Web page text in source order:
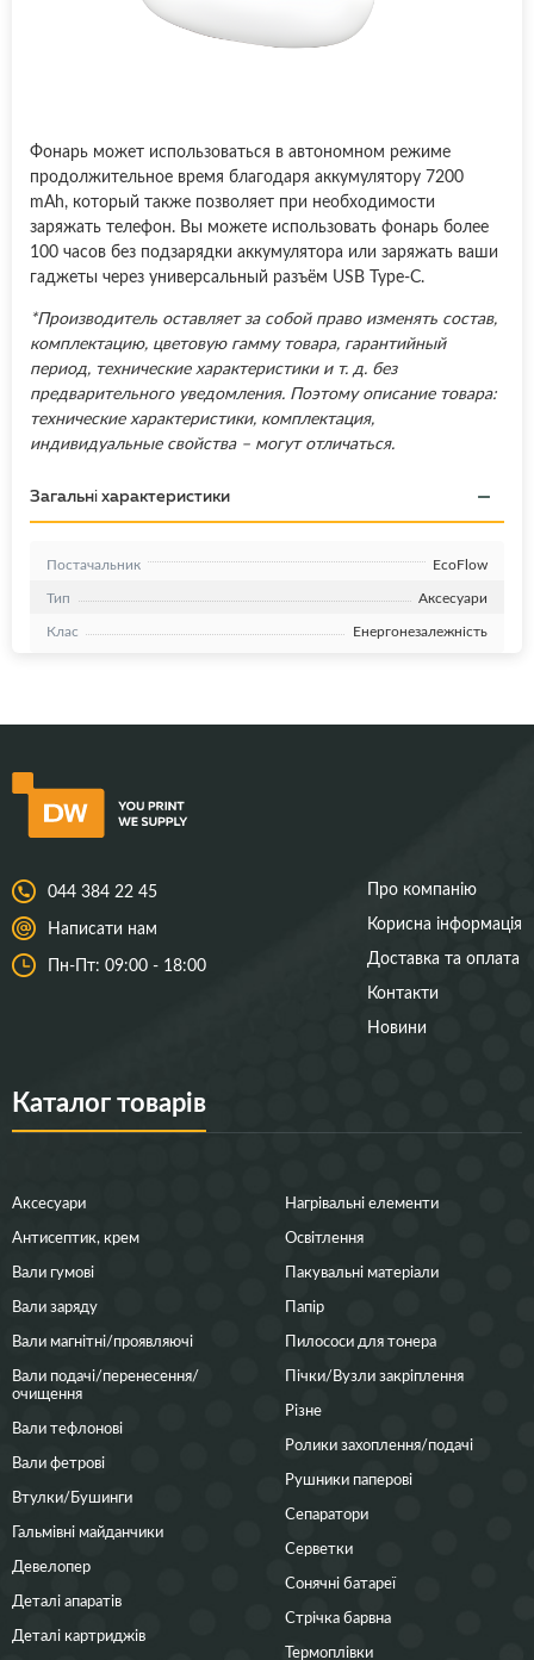
Фонарь может использоваться в автономном режиме
продолжительное время благодаря аккумулятору 7200
mAh, который также позволяет при необходимости
заряжать телефон. Вы можете использовать фонарь более
100 часов без подзарядки аккумулятора или заряжать ваши
гаджеты через универсальный разъём USB Type-C.
*Производитель оставляет за собой право изменять состав,
комплектацию, цветовую гамму товара, гарантийный
период, технические характеристики и т. д. без
предварительного уведомления. Поэтому описание товара:
технические характеристики, комплектация,
индивидуальные свойства – могут отличаться.
Загальні характеристики
Постачальник
EcoFlow
Тип
Аксесуари
Клас
Енергонезалежність
044 384 22 45
Написати нам
Пн-Пт: 09:00 - 18:00
Про компанію
Корисна інформація
Доставка та оплата
Контакти
Новини
Каталог товарів
Аксесуари
Антисептик, крем
Вали гумові
Вали заряду
Вали магнітні/проявляючі
Вали подачі/перенесення/
очищення
Вали тефлонові
Вали фетрові
Втулки/Бушинги
Гальмівні майданчики
Девелопер
Деталі апаратів
Деталі картриджів
Нагрівальні елементи
Освітлення
Пакувальні матеріали
Папір
Пилососи для тонера
Пічки/Вузли закріплення
Різне
Ролики захоплення/подачі
Рушники паперові
Сепаратори
Серветки
Сонячні батареї
Стрічка барвна
Термоплівки